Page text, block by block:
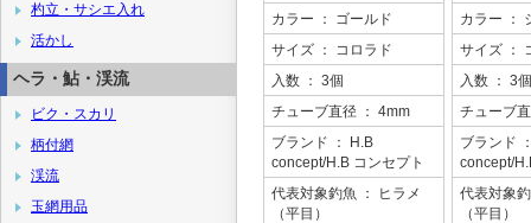
カラー
： ゴールド
サイズ ： コロラド
入数 ： 3個
チューブ直径 ： 4mm
ブランド
： H.B
concept/H.B コンセプト
代表対象釣魚
： ヒラメ
（平目）
カラー
：
サイズ ：
入数 ： 3個
チューブ
ブランド
concept/
代表対象
（平目）
杓立・サシエ入れ
活かし
ヘラ・鮎・渓流
ビク・スカリ
柄付網
渓流
玉網用品